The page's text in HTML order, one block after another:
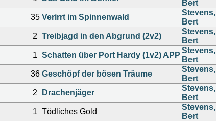
Bert
35 Verirrt im Spinnenwald
Stevens,
Bert
2 Treibjagd in den Abgrund (2v2)
Stevens,
Bert
1 Schatten über Port Hardy (1v2) APP
Stevens,
Bert
36 Geschöpf der bösen Träume
Stevens,
Bert
2 Drachenjäger
Stevens,
Bert
1 Tödliches Gold
Stevens,
Bert